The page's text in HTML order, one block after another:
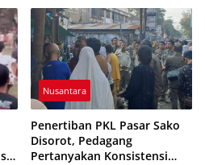
Etika Pelayanan
Nusantara
Penertiban PKL Pasar Sako
Disorot, Pedagang
Pertanyakan Konsistensi